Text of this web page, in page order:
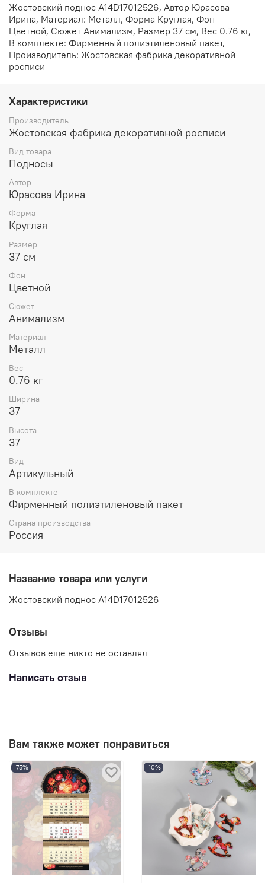
Жостовский поднос A14D17012526, Автор Юрасова
Ирина, Материал: Металл, Форма Круглая, Фон
Цветной, Сюжет Анимализм, Размер 37 см, Вес 0.76 кг,
В комплекте: Фирменный полиэтиленовый пакет,
Производитель: Жостовская фабрика декоративной
росписи
Характеристики
Производитель
Жостовская фабрика декоративной росписи
Вид товара
Подносы
Автор
Юрасова Ирина
Форма
Круглая
Размер
37 см
Фон
Цветной
Сюжет
Анимализм
Материал
Металл
Вес
0.76 кг
Ширина
37
Высота
37
Вид
Артикульный
В комплекте
Фирменный полиэтиленовый пакет
Страна производства
Россия
Название товара или услуги
Жостовский поднос A14D17012526
Отзывы
Отзывов еще никто не оставлял
Написать отзыв
Вам также может понравиться
-75% -10%